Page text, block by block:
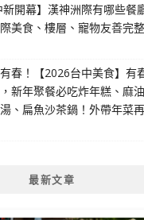
新開幕】漢神洲際有哪些餐
美食、樓層、寵物友善完
春！【2026台中美食】有
新年聚餐必吃炸年糕、麻油
、扁魚沙茶鍋！外帶年菜
最新文章